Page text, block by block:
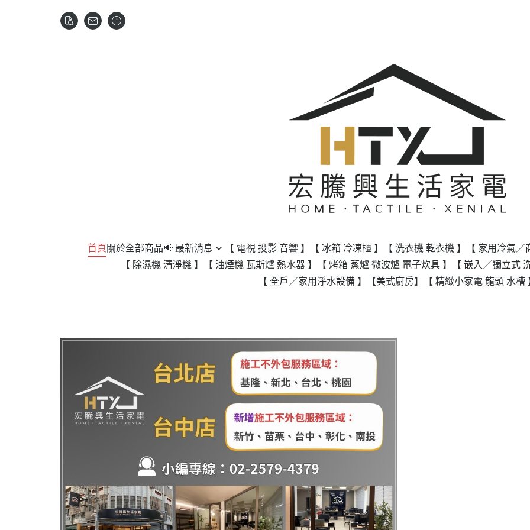
首頁 關於全部商品📢 最新消息 【 電視 投影 音響 】 【 冰箱 冷凍櫃 】 【 洗衣機 乾衣機 】 【 家用冷氣／
【 除濕機 清淨機 】
【 油煙機 瓦斯爐 熱水器 】 【 烤箱 蒸爐 微波爐 電子炊具 】 【 嵌入／獨立式
【 全戶／家用淨水設備 】
【美式廚房】 【 精緻小家電 龍頭 水槽